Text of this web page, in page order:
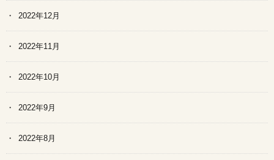
2022年12月
2022年11月
2022年10月
2022年9月
2022年8月